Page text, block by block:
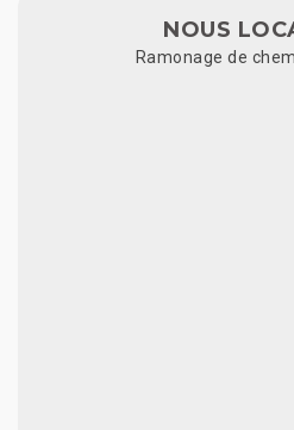
NOUS
Ramonage de